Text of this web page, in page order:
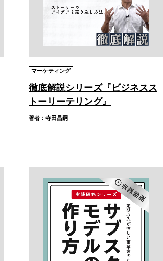
マーケティング
徹底解説シリーズ『ビジネスス
トーリーテリング』
著者：寺田昌嗣